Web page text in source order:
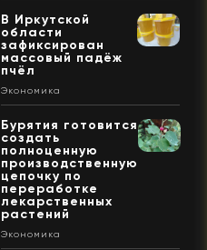
В Иркутской
области
зафиксирован
массовый падёж
пчёл
Экономика
Бурятия готовится
создать
полноценную
производственную
цепочку по
переработке
лекарственных
растений
Экономика